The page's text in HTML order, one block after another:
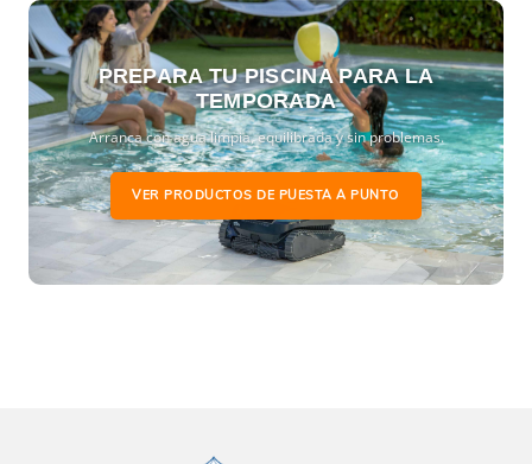
PREPARA TU PISCINA PARA LA
TEMPORADA
Arranca con agua limpia, equilibrada y sin problemas.
VER PRODUCTOS DE PUESTA A PUNTO